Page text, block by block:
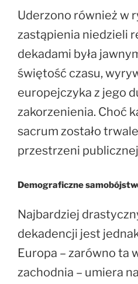
Uderzono również w
zastąpienia niedzieli
dekadami była
świętość czasu,
europejczyka z jego
zakorzenienia. Choć
sacrum zostało
przestrzeni
Demograficzne
Najbardziej
dekadencji jest
Europa – zarówno ta
zachodnia – umiera